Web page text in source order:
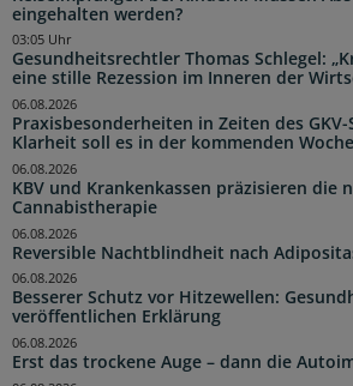
eingehalten werden?
Gesundheitsrechtler Thomas Schlegel:
eine stille Rezession im Inneren der
03:05 Uhr
Praxisbesonderheiten in Zeiten des GKV-
Klarheit soll es in der kommenden
06.08.2026
KBV und Krankenkassen präzisieren die
Cannabistherapie
06.08.2026
Reversible Nachtblindheit nach
06.08.2026
Besserer Schutz vor Hitzewellen:
veröffentlichen Erklärung
06.08.2026
Erst das trockene Auge – dann die
06.08.2026